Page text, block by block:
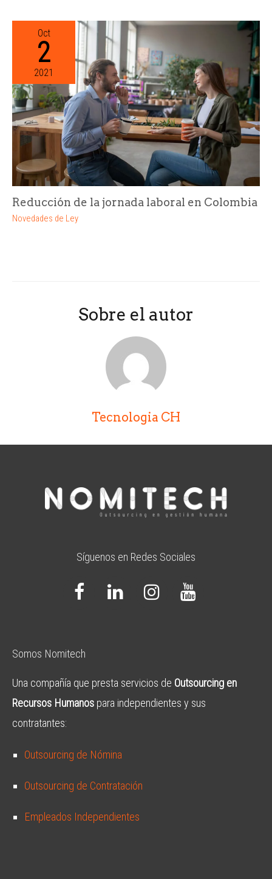
Oct
2
2021
Reducción de la jornada laboral en Colombia
Novedades de Ley
Sobre el autor
Tecnologia CH
Síguenos en Redes Sociales
Somos Nomitech
Una compañía que presta servicios de Outsourcing en
Recursos Humanos para independientes y sus
contratantes:
Outsourcing de Nómina
Outsourcing de Contratación
Empleados Independientes